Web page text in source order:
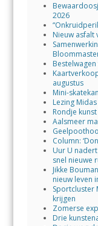
2026
Nieuw asfalt
augustus
Mini-
Lezing
Rondje
Aalsmeer
Column:
Uur U
snel nieuwe
Jikke
nieuw leven
Sportcluster
krijgen
Zomerse
Drie